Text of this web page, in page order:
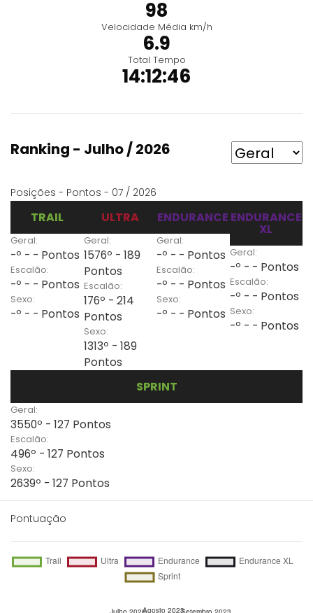
98
Velocidade Média km/h
6.9
Total Tempo
14:12:46
Ranking - Julho / 2026
Posições - Pontos - 07 / 2026
TRAIL
Geral:
-º - - Pontos
Escalão:
-º - - Pontos
Sexo:
-º - - Pontos
ULTRA
Geral:
1576º - 189
Pontos
Escalão:
176º - 214
Pontos
Sexo:
1313º - 189
Pontos
ENDURANCE
Geral:
-º - - Pontos
Escalão:
-º - - Pontos
Sexo:
-º - - Pontos
ENDURANCE
XL
Geral:
-º - - Pontos
Escalão:
-º - - Pontos
Sexo:
-º - - Pontos
SPRINT
Geral:
3550º - 127 Pontos
Escalão:
496º - 127 Pontos
Sexo:
2639º - 127 Pontos
Pontuação